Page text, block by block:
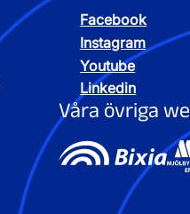
Facebook
Instagram
Youtube
Linkedin
Våra övriga